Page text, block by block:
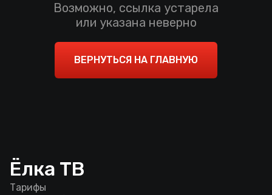
Возможно, ссылка устарела
или указана неверно
ВЕРНУТЬСЯ НА ГЛАВНУЮ
Ёлка ТВ
Тарифы